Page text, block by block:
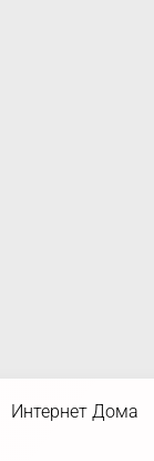
Интернет Дома